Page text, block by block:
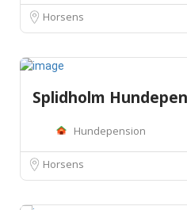
Horsens
Splidholm
Hundepension
Horsens